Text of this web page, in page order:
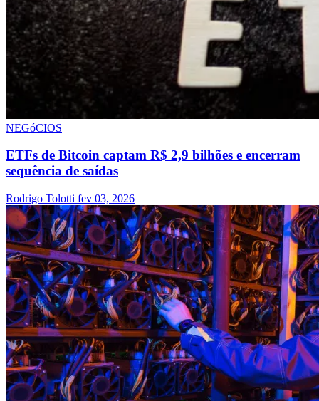
NEGóCIOS
ETFs de Bitcoin captam R$ 2,9 bilhões e encerram
sequência de saídas
Rodrigo Tolotti fev 03, 2026